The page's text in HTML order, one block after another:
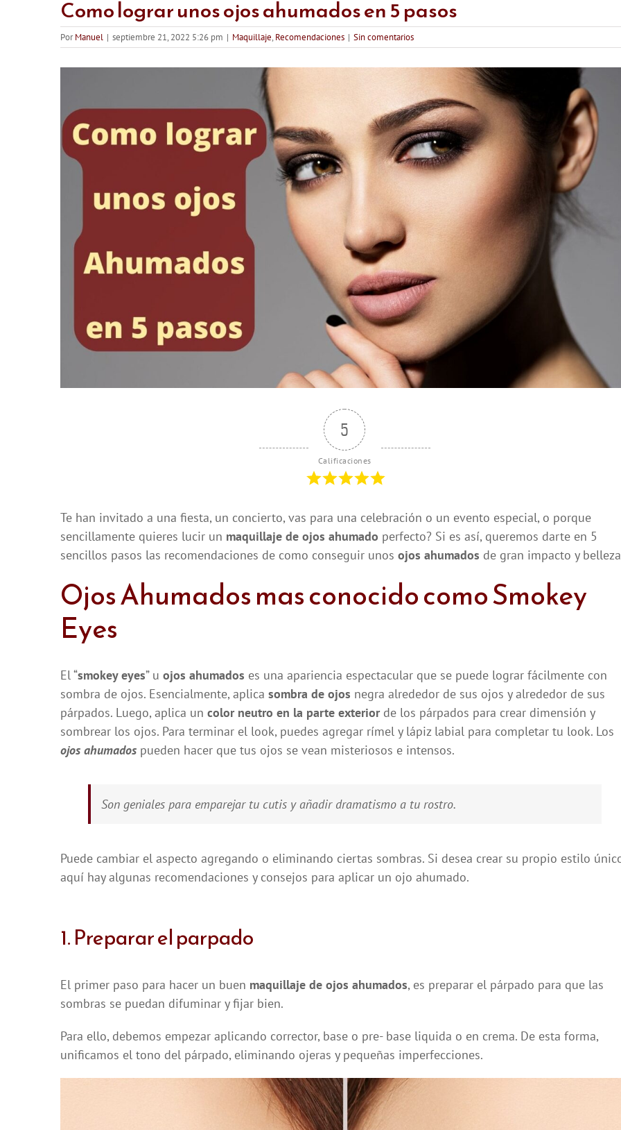
Como lograr unos ojos ahumados en 5 pasos
PorManuel | septiembre 21, 2022 5:26 pm | Maquillaje, Recomendaciones | Sin comentarios
5
Calificaciones
Te han invitado a una fiesta, un concierto, vas para una celebración o un evento especial, o porque
sencillamente quieres lucir un maquillaje de ojos ahumado perfecto? Si es así, queremos darte en 5
sencillos pasos las recomendaciones de como conseguir unos ojos ahumados de gran impacto y
Ojos Ahumados mas conocido como Smokey
Eyes
El “smokey eyes” u ojos ahumados es una apariencia espectacular que se puede lograr fácilmente con
sombra de ojos. Esencialmente, aplica sombra de ojos negra alrededor de sus ojos y alrededor de sus
párpados. Luego, aplica un color neutro en la parte exteriorde los párpados para crear dimensión y
sombrear los ojos. Para terminar el look, puedes agregar rímel y lápiz labial para completar tu look. Los
ojos ahumadospueden hacer que tus ojos se vean misteriosos e intensos.
Son geniales para emparejar tu cutis y añadir dramatismo a tu rostro.
Puede cambiar el aspecto agregando o eliminando ciertas sombras. Si desea crear su propio estilo
aquí hay algunas recomendaciones y consejos para aplicar un ojo ahumado.
1. Preparar el parpado
El primer paso para hacer un buen maquillaje de ojos ahumados, es preparar el párpado para que las
sombras se puedan difuminar y fijar bien.
Para ello, debemos empezar aplicando corrector, base o pre- base liquida o en crema. De esta forma,
unificamos el tono del párpado, eliminando ojeras y pequeñas imperfecciones.